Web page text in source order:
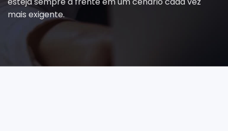
mais exigente.